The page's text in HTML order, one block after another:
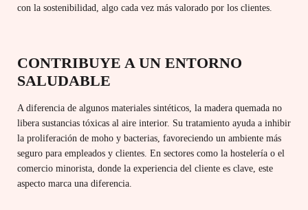
con la sostenibilidad, algo cada vez más valorado por los clientes.
CONTRIBUYE A UN ENTORNO
SALUDABLE
A diferencia de algunos materiales sintéticos, la madera quemada no
libera sustancias tóxicas al aire interior. Su tratamiento ayuda a inhibir
la proliferación de moho y bacterias, favoreciendo un ambiente más
seguro para empleados y clientes. En sectores como la hostelería o el
comercio minorista, donde la experiencia del cliente es clave, este
aspecto marca una diferencia.